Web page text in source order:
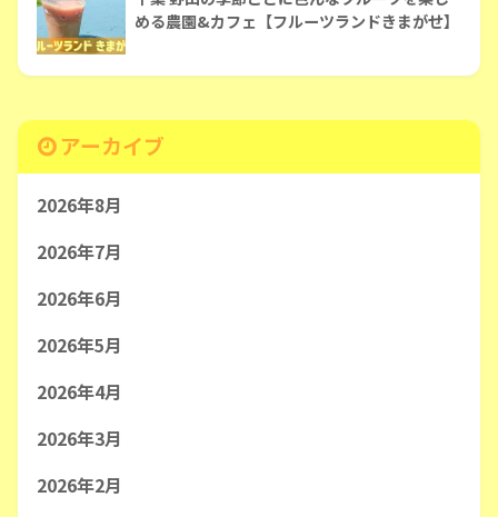
める農園&カフェ【フルーツランドきまがせ】
アーカイブ
2026年8月
2026年7月
2026年6月
2026年5月
2026年4月
2026年3月
2026年2月